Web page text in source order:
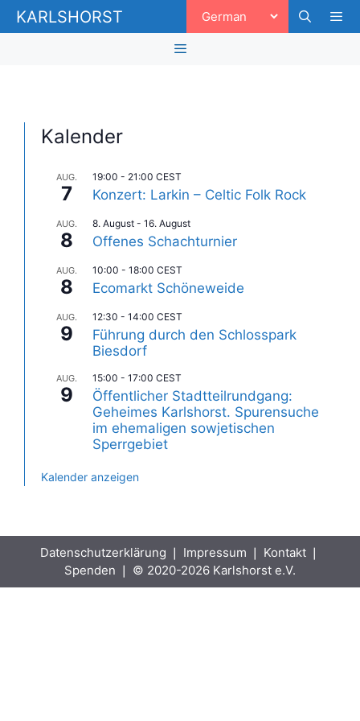
Zum
InhaltKARLSHORST
Kalender
AUG.
7
19:00 - 21:00 CEST
Konzert: Larkin – Celtic Folk Rock
AUG.
8
8. August - 16. August
Offenes Schachturnier
AUG.
8
10:00 - 18:00 CEST
Ecomarkt Schöneweide
AUG.
9
12:30 - 14:00 CEST
Führung durch den Schlosspark
Biesdorf
AUG.
9
15:00 - 17:00 CEST
Öffentlicher Stadtteilrundgang:
Geheimes Karlshorst. Spurensuche
im ehemaligen sowjetischen
Sperrgebiet
Kalender anzeigen
Datenschutzerklärung ❘ Impressum ❘ Kontakt ❘
Spenden ❘ © 2020-2026 Karlshorst e.V.